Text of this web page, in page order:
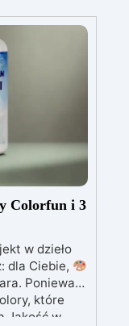
Colorfun i 3
w dzieło
dla Ciebie,
Ponieważ
które
Jakość w